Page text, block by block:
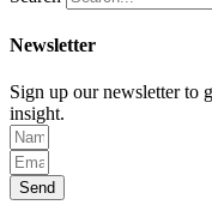
Newsletter
Sign up our newsletter to
insight.
Send